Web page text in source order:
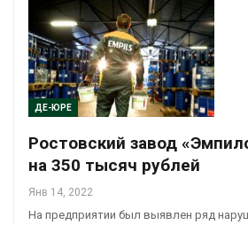
ДЕ-ЮРЕ
Ростовский завод
на 350 тысяч рублей
Янв 14, 2022
На предприятии был выявлен ряд